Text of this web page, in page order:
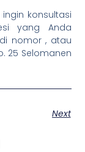
konsultasi
yang Anda
nomor , atau
25 Selomanen
Next